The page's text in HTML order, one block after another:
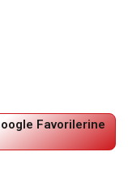
Favorilerine